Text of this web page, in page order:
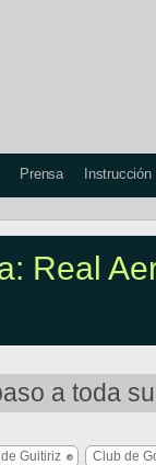
Prensa Instrucción
Real
a toda
Guitiriz
Club de